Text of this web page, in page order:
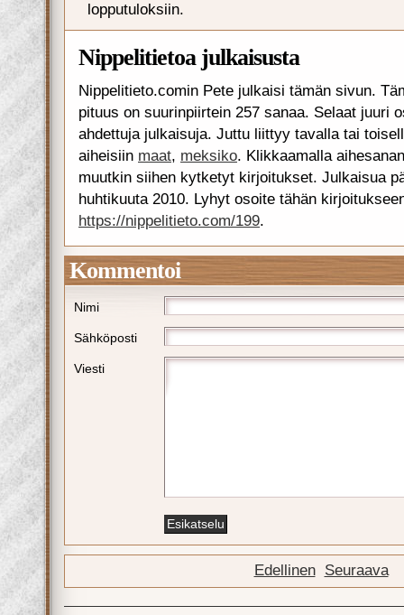
lopputuloksiin.
Nippelitietoa julkaisusta
Nippelitieto.comin Pete julkaisi tämän sivun.
pituus on suurinpiirtein 257 sanaa. Selaat juuri
ahdettuja julkaisuja. Juttu liittyy tavalla tai
aiheisiin maat, meksiko. Klikkaamalla
muutkin siihen kytketyt kirjoitukset. Julkaisua
huhtikuuta 2010. Lyhyt osoite tähän
https://nippelitieto.com/199.
Kommentoi
Nimi
Sähköposti
Viesti
Edellinen Seuraava